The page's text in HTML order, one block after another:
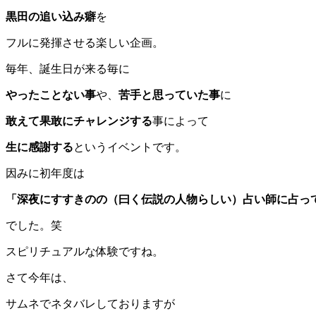
黒田の追い込み癖を
フルに発揮させる楽しい企画。
毎年、誕生日が来る毎に
やったことない事や、 苦手と思っていた事に
敢えて果敢にチャレンジする事によって
生に感謝するというイベントです。
因みに初年度は
「深夜にすすきのの （曰く伝説の人物らしい） 占い師に占っ
でした。笑
スピリチュアルな体験ですね。
さて今年は、
サムネでネタバレしておりますが